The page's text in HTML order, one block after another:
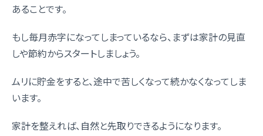
あることです。
もし毎月赤字になってしまっているなら、まずは家計の見直
しや節約からスタートしましょう。
ムリに貯金をすると、途中で苦しくなって続かなくなってしま
います。
家計を整えれば、自然と先取りできるようになります。